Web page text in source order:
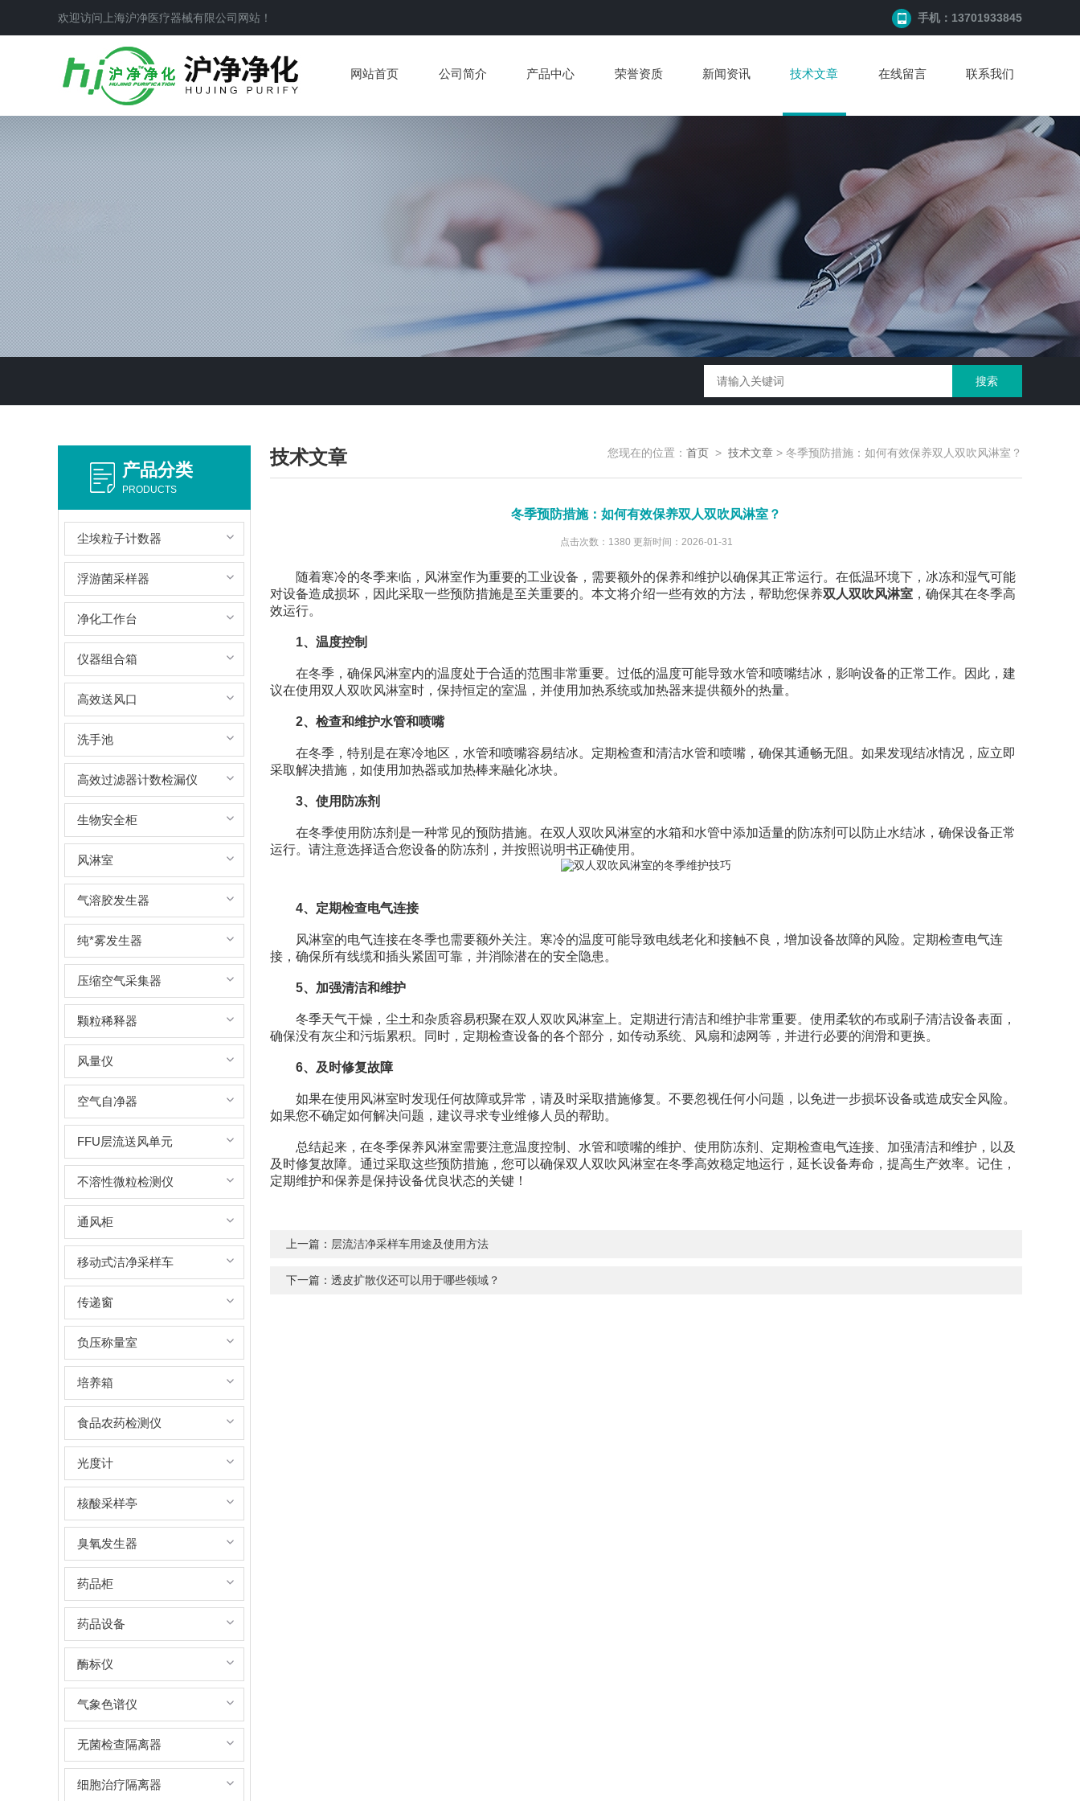
欢迎访问上海沪净医疗器械有限公司网站！ 手机：13701933845
网站首页 公司简介 产品中心 荣誉资质 新闻资讯 技术文章 在线留言 联系我们
技术文章 您现在的位置： 首页 > 技术文章 > 冬季预防措施：如何有效保养双人双吹风淋室？
冬季预防措施：如何有效保养双人双吹风淋室？
点击次数：1380 更新时间：2026-01-31
随着寒冷的冬季来临，风淋室作为重要的工业设备，需要额外的保养和维护以确保其正常运行。在低温环境下，冰冻和湿气可能
对设备造成损坏，因此采取一些预防措施是至关重要的。本文将介绍一些有效的方法，帮助您保养双人双吹风淋室 ，确保其在冬季高
效运行。
1、温度控制
在冬季，确保风淋室内的温度处于合适的范围非常重要。过低的温度可能导致水管和喷嘴结冰，影响设备的正常工作。因此，建
议在使用双人双吹风淋室时，保持恒定的室温，并使用加热系统或加热器来提供额外的热量。
2、检查和维护水管和喷嘴
在冬季，特别是在寒冷地区，水管和喷嘴容易结冰。定期检查和清洁水管和喷嘴，确保其通畅无阻。如果发现结冰情况，应立即
采取解决措施，如使用加热器或加热棒来融化冰块。
3、使用防冻剂
在冬季使用防冻剂是一种常见的预防措施。在双人双吹风淋室的水箱和水管中添加适量的防冻剂可以防止水结冰，确保设备正常
运行。请注意选择适合您设备的防冻剂，并按照说明书正确使用。
4、定期检查电气连接
风淋室的电气连接在冬季也需要额外关注。寒冷的温度可能导致电线老化和接触不良，增加设备故障的风险。定期检查电气连
接，确保所有线缆和插头紧固可靠，并消除潜在的安全隐患。
5、加强清洁和维护
冬季天气干燥，尘土和杂质容易积聚在双人双吹风淋室上。定期进行清洁和维护非常重要。使用柔软的布或刷子清洁设备表面，
确保没有灰尘和污垢累积。同时，定期检查设备的各个部分，如传动系统、风扇和滤网等，并进行必要的润滑和更换。
6、及时修复故障
如果在使用风淋室时发现任何故障或异常，请及时采取措施修复。不要忽视任何小问题，以免进一步损坏设备或造成安全风险。
如果您不确定如何解决问题，建议寻求专业维修人员的帮助。
总结起来，在冬季保养风淋室需要注意温度控制、水管和喷嘴的维护、使用防冻剂、定期检查电气连接、加强清洁和维护，以及
及时修复故障。通过采取这些预防措施，您可以确保双人双吹风淋室在冬季高效稳定地运行，延长设备寿命，提高生产效率。记住，
定期维护和保养是保持设备优良状态的关键！
上一篇： 层流洁净采样车用途及使用方法
下一篇： 透皮扩散仪还可以用于哪些领域？
产品分类
PRODUCTS
尘埃粒子计数器
浮游菌采样器
净化工作台
仪器组合箱
高效送风口
洗手池
高效过滤器计数检漏仪
生物安全柜
风淋室
气溶胶发生器
纯*雾发生器
压缩空气采集器
颗粒稀释器
风量仪
空气自净器
FFU层流送风单元
不溶性微粒检测仪
通风柜
移动式洁净采样车
传递窗
负压称量室
培养箱
食品农药检测仪
光度计
核酸采样亭
臭氧发生器
药品柜
药品设备
酶标仪
气象色谱仪
无菌检查隔离器
细胞治疗隔离器